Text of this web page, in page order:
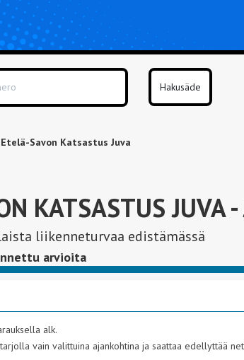
Etelä-Savon Katsastus Juva
KATSASTUS JUVA-
liikenneturvaa edistämässä
arvioita
alk.
vain valittuina ajankohtina ja saattaa edellyttää